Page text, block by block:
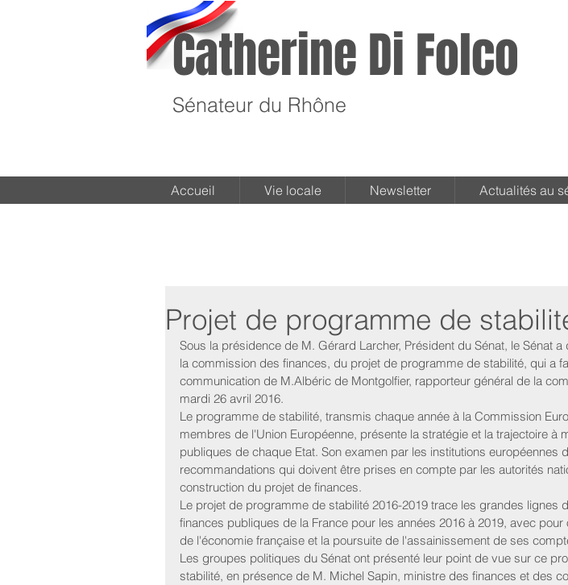
Catherine Di Folco
Sénateur du Rhône
Accueil Vie locale Newsletter Actualités au
Projet de programme de
Sous la présidence de M. Gérard Larcher, Président du Sénat, le Sénat
la commission des finances, du projet de programme de stabilité, qui a
communication de M.Albéric de Montgolfier, rapporteur général de la
mardi 26 avril 2016.
Le programme de stabilité, transmis chaque année à la Commission
membres de l'Union Européenne, présente la stratégie et la trajectoire à
publiques de chaque Etat. Son examen par les institutions européennes
recommandations qui doivent être prises en compte par les autorités
construction du projet de finances.
Le projet de programme de stabilité 2016-2019 trace les grandes lignes
finances publiques de la France pour les années 2016 à 2019, avec
de l'économie française et la poursuite de l'assainissement de ses
Les groupes politiques du Sénat ont présenté leur point de vue sur ce
stabilité, en présence de M. Michel Sapin, ministre des finances et des